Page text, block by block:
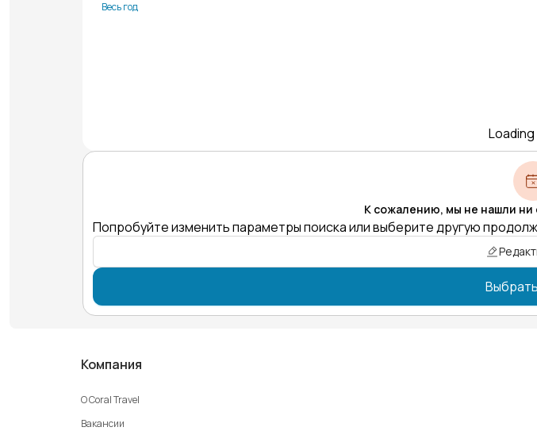
Весь год
К сожалению, мы не нашли ни
Попробуйте изменить параметры поиска или выберите другую
Компания
О Coral Travel
Вакансии